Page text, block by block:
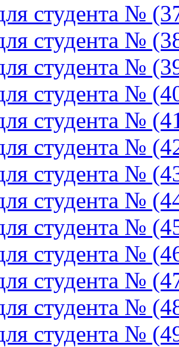
студента №
студента №
студента №
студента №
студента №
студента №
студента №
студента №
студента №
студента №
студента №
студента №
студента №